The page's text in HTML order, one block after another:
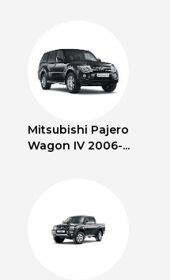
Mitsubishi Pajero
Wagon IV 2006-...